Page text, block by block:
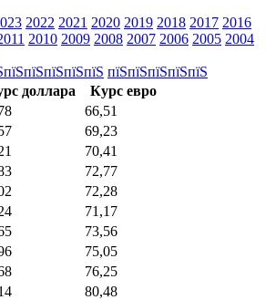
2022 2021 2020 2019 2018 2017 2016
2010 2009 2008 2007 2006 2005 2004
пїЅпїЅпїЅпїЅпїЅ
доллара
Курс евро
66,51
69,23
70,41
72,77
72,28
71,17
73,56
75,05
76,25
80,48